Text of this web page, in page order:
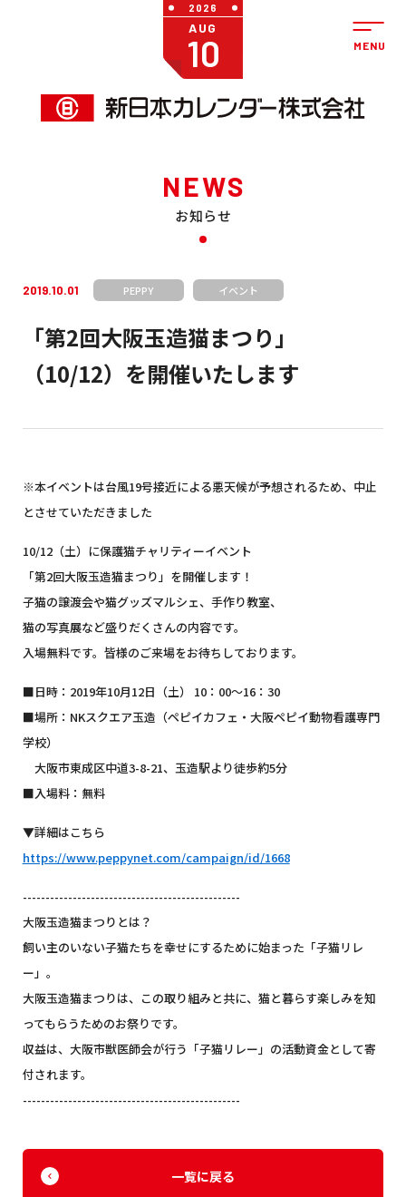
2026
AUG
10
NEWS
お知らせ
2019.10.01 PEPPY イベント
「第2回大阪玉造猫まつり」
（10/12）を開催いたします
※本イベントは台風19号接近による悪天候が予想されるため、中止
とさせていただきました
10/12（土）に保護猫チャリティーイベント
「第2回大阪玉造猫まつり」を開催します！
子猫の譲渡会や猫グッズマルシェ、手作り教室、
猫の写真展など盛りだくさんの内容です。
入場無料です。皆様のご来場をお待ちしております。
■日時：2019年10月12日（土） 10：00～16：30
■場所：NKスクエア玉造（ペピイカフェ・大阪ペピイ動物看護専門
学校）
大阪市東成区中道3-8-21、玉造駅より徒歩約5分
■入場料：無料
▼詳細はこちら
https://www.peppynet.com/campaign/id/1668
------------------------------------------------
大阪玉造猫まつりとは？
飼い主のいない子猫たちを幸せにするために始まった「子猫リレ
ー」。
大阪玉造猫まつりは、この取り組みと共に、猫と暮らす楽しみを知
ってもらうためのお祭りです。
収益は、大阪市獣医師会が行う「子猫リレー」の活動資金として寄
付されます。
------------------------------------------------
一覧に戻る